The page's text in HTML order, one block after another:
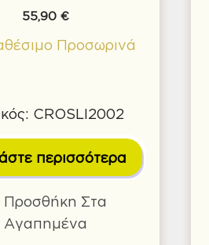
55,90 €
Προσωρινά
CROSLI2002
περισσότερα
Προσθήκη Στα
Αγαπημένα